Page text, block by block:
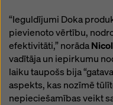
“Ieguldījumi Doka
pievienoto vērtību,
efektivitāti,” norāda
vadītāja un iepirkumu
laiku taupošs bija
aspekts, kas nozīmē
nepieciešamības veikt